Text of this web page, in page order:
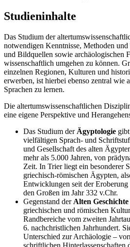
Studieninhalte
Das Studium der
notwendigen Kenntnisse, Methoden
und Bildquellen sowie archäologischen
wissenschaftlich umgehen zu können.
einzelnen Regionen, Kulturen und
erwerben, ist hierbei ebenso zentral wie
Sprachen zu lernen.
Die altertumswissenschaftlichen
eine eigene Perspektive und
Das Studium der Ägyptologie
vielfältigen Sprach- und
und Gesellschaft des alten
mehr als 5.000 Jahren, von
Zeit. In Trier liegt ein besonderer
griechisch-römischen Ägypten,
Entwicklungen seit der
den Großen im Jahr 332 v.Chr.
Gegenstand der Alten Geschichte
griechischen und römischen
Randbereiche vom zweiten
6. nachchristlichen Jahrhundert.
Unterschied zur Archäologie –
schriftlichen Hinterlassenschaften